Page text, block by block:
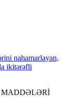
nahamarlayan,
ikitərəfli
MADDƏLƏRİ